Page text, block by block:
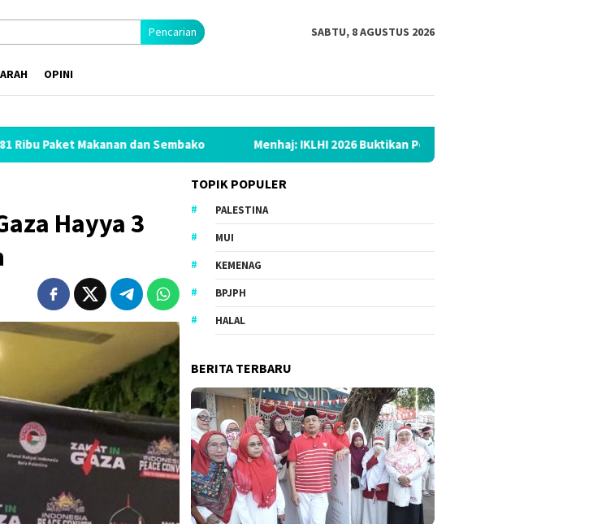
Pencarian SABTU, 8 AGUSTUS 2026
OPINI
dan Sembako Menhaj: IKLHI 2026 Buktikan Peningkatan Layanan Haji
Hayya 3
TOPIK POPULER
PALESTINA
MUI
KEMENAG
BPJPH
HALAL
BERITA TERBARU